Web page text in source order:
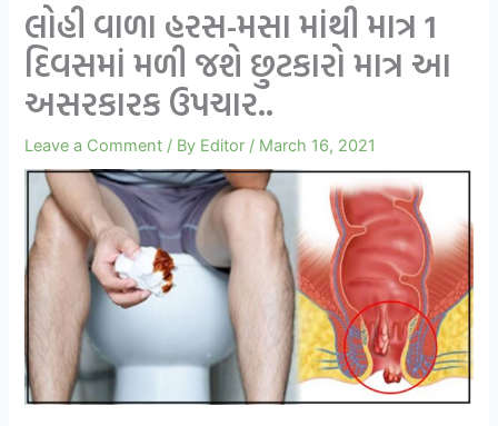
લોહી વાળા હરસ-મસા માંથી માત્ર 1
દિવસમાં મળી જશે છુટકારો માત્ર આ
અસરકારક ઉપચાર..
Leave a Comment / By Editor / March 16, 2021